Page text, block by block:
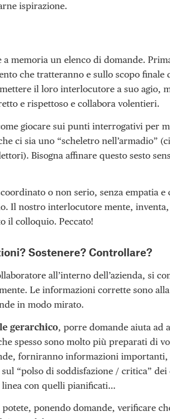
ispirazione.
a memoria un elenco di domande.
che tratteranno e sullo scopo
il loro interlocutore a suo agio,
e rispettoso e collabora volentieri.
giocare sui punti interrogativi per
ci sia uno “scheletro nell’armadio”
Bisogna affinare questo sesto
o non serio, senza empatia
Il nostro interlocutore mente,
il colloquio. Peccato!
Sostenere? Controllare?
all’interno dell’azienda, si
Le informazioni corrette sono
in modo mirato.
gerarchico, porre domande aiuta ad
spesso sono molto più preparati di
forniranno informazioni
“polso di soddisfazione / critica”
con quelli pianificati…
potete, ponendo domande, verificare